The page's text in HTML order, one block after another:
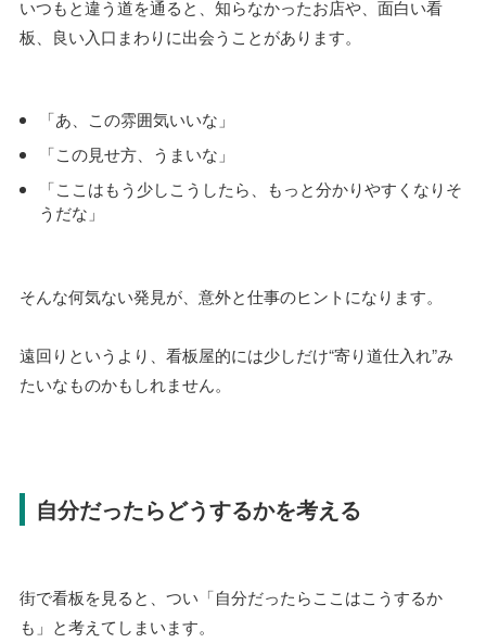
いつもと違う道を通ると、知らなかったお店や、面白い看
板、良い入口まわりに出会うことがあります。
「あ、この雰囲気いいな」
「この見せ方、うまいな」
「ここはもう少しこうしたら、もっと分かりやすくなりそ
うだな」
そんな何気ない発見が、意外と仕事のヒントになります。
遠回りというより、看板屋的には少しだけ“寄り道仕入れ”み
たいなものかもしれません。
自分だったらどうするかを考える
街で看板を見ると、つい「自分だったらここはこうするか
も」と考えてしまいます。